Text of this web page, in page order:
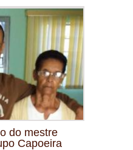
do mestre
Capoeira